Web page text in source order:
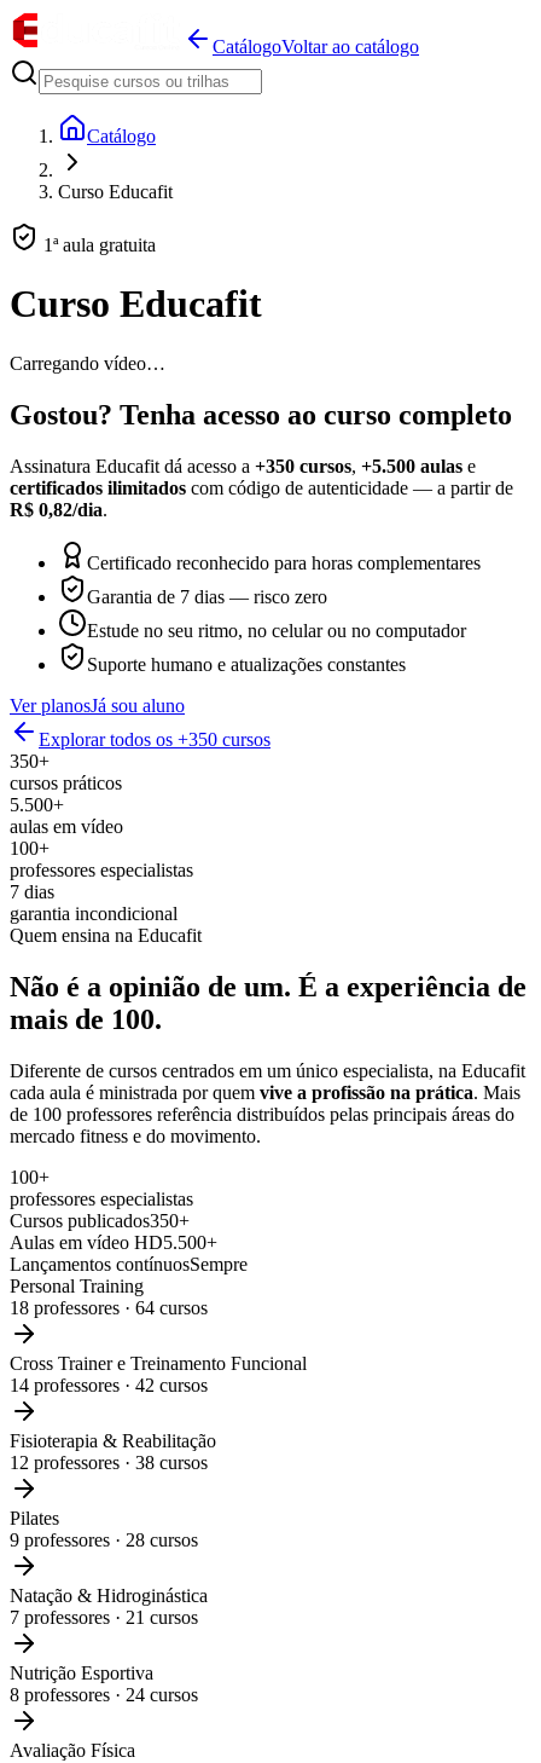
CatálogoVoltar ao catálogo
Catálogo
Curso Educafit
1ª aula gratuita
Curso Educafit
Carregando vídeo…
Gostou? Tenha acesso ao curso completo
Assinatura Educafit dá acesso a +350 cursos, +5.500 aulas e
certificados ilimitados com código de autenticidade — a partir de
R$ 0,82/dia.
Certificado reconhecido para horas complementares
Garantia de 7 dias — risco zero
Estude no seu ritmo, no celular ou no computador
Suporte humano e atualizações constantes
Ver planosJá sou aluno
Explorar todos os +350 cursos
350+
cursos práticos
5.500+
aulas em vídeo
100+
professores especialistas
7 dias
garantia incondicional
Quem ensina na Educafit
Não é a opinião de um. É a experiência de
mais de 100.
Diferente de cursos centrados em um único especialista, na Educafit
cada aula é ministrada por quem vive a profissão na prática. Mais
de 100 professores referência distribuídos pelas principais áreas do
mercado fitness e do movimento.
100+
professores especialistas
Cursos publicados350+
Aulas em vídeo HD5.500+
Lançamentos contínuosSempre
Personal Training
18 professores · 64 cursos
Cross Trainer e Treinamento Funcional
14 professores · 42 cursos
Fisioterapia & Reabilitação
12 professores · 38 cursos
Pilates
9 professores · 28 cursos
Natação & Hidroginástica
7 professores · 21 cursos
Nutrição Esportiva
8 professores · 24 cursos
Avaliação Física